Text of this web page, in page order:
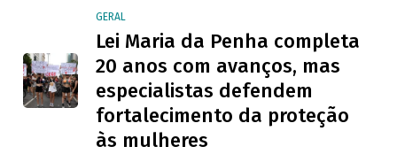
GERAL
Lei Maria da Penha completa
20 anos com avanços, mas
especialistas defendem
fortalecimento da proteção
às mulheres